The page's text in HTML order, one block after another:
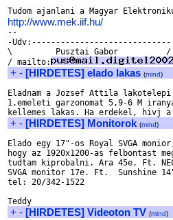
http://www.mek.iif.hu/
--
-Udv:-----------------------------
\         Pusztai Gabor          /
/ mailto:
+ - [HIRDETES] elado lakas (mind)
Eladnam a Jozsef Attila
1.emeleti garzonomat 5,9-6 M
+ - [HIRDETES] Monitorok (mind)
Elado egy 17"-os Royal SVGA
hogy az 1920x1200-as felbontast
tudtam kiprobalni. Ara 45e. Ft.
SVGA monitor 17e. Ft.  Sunshine
tel: 20/342-1522
+ - [HIRDETES] Videoton TV (mind)